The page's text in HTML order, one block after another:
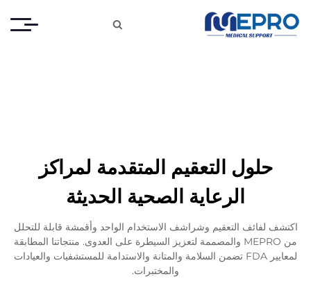

حلول التعقيم المتقدمة لمراكز
الرعاية الصحية الحديثة
اكتشف لفائف التعقيم وشراشف الاستخدام الواحد وأقمشة قابلة للتحلل
من MEPRO والمصممة لتعزيز السيطرة على العدوى. منتجاتنا المطابقة
لمعايير FDA تضمن السلامة والمتانة والاستدامة للمستشفيات والعيادات
والمختبرات.